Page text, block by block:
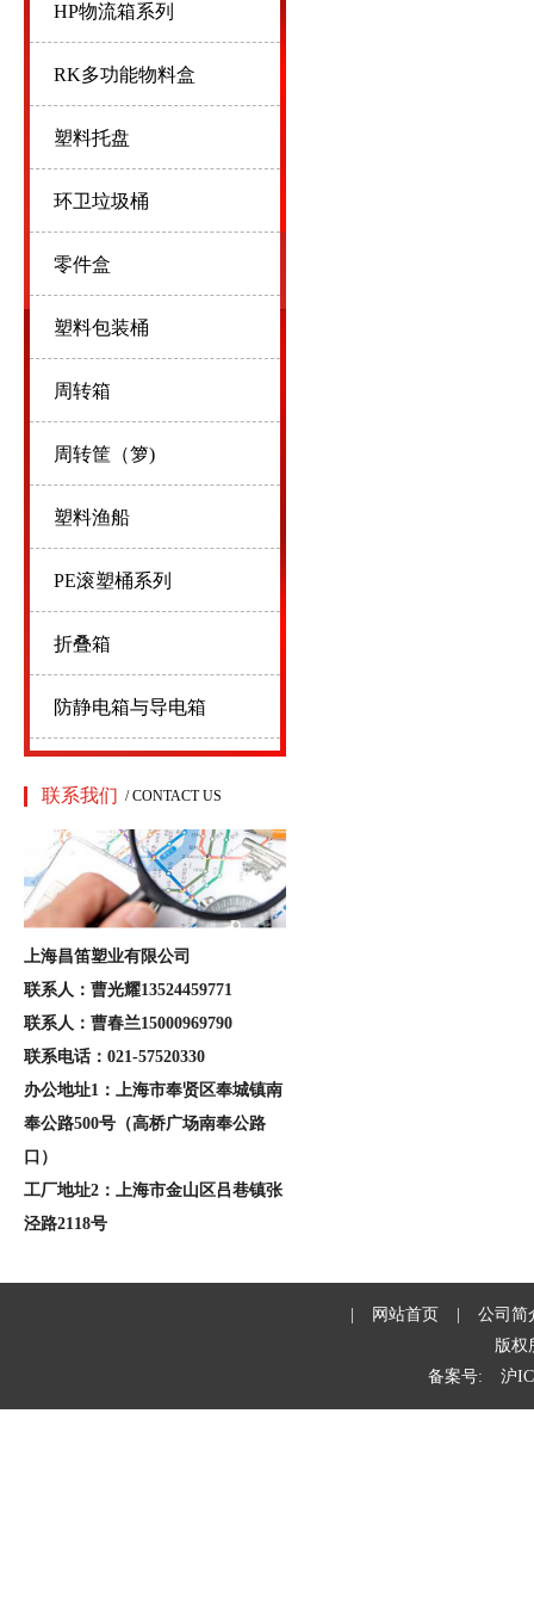
HP物流箱系列
RK多功能物料盒
塑料托盘
环卫垃圾桶
零件盒
塑料包装桶
周转箱
周转筐（箩)
塑料渔船
PE滚塑桶系列
折叠箱
防静电箱与导电箱
联系我们 / CONTACT US
上海昌笛塑业有限公司
联系人：曹光耀13524459771
联系人：曹春兰15000969790
联系电话：021-57520330
办公地址1：上海市奉贤区奉城镇南
奉公路500号（高桥广场南奉公路
口）
工厂地址2：上海市金山区吕巷镇张
泾路2118号
| 网站首页 |
公司简
版
备案号:
沪